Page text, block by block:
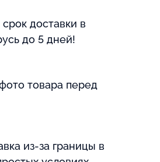
доставки в
до 5 дней!
товара перед
из-за границы в